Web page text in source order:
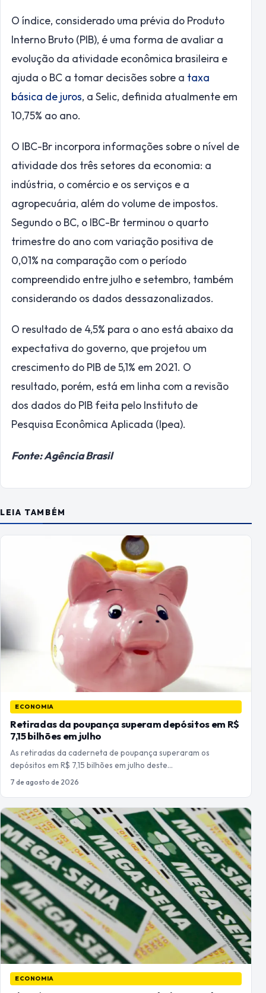
O índice, considerado uma prévia do Produto
Interno Bruto (PIB), é uma forma de avaliar a
evolução da atividade econômica brasileira e
ajuda o BC a tomar decisões sobre a taxa
básica de juros, a Selic, definida atualmente em
10,75% ao ano.
O IBC-Br incorpora informações sobre o nível de
atividade dos três setores da economia: a
indústria, o comércio e os serviços e a
agropecuária, além do volume de impostos.
Segundo o BC, o IBC-Br terminou o quarto
trimestre do ano com variação positiva de
0,01% na comparação com o período
compreendido entre julho e setembro, também
considerando os dados dessazonalizados.
O resultado de 4,5% para o ano está abaixo da
expectativa do governo, que projetou um
crescimento do PIB de 5,1% em 2021. O
resultado, porém, está em linha com a revisão
dos dados do PIB feita pelo Instituto de
Pesquisa Econômica Aplicada (Ipea).
Fonte: Agência Brasil
LEIA TAMBÉM
ECONOMIA
Retiradas da poupança superam depósitos em R$
7,15 bilhões em julho
As retiradas da caderneta de poupança superaram os
depósitos em R$ 7,15 bilhões em julho deste…
7 de agosto de 2026
ECONOMIA